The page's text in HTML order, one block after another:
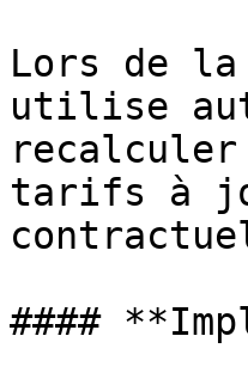
Lors de
utilise
tarifs à
####